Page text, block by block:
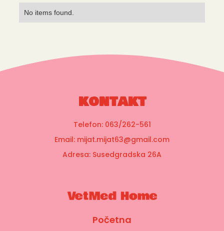
No items found.
kontakt
Telefon: 063/262-561
Email: mijat.mijat63@gmail.com
Adresa: Susedgradska 26A
Početna